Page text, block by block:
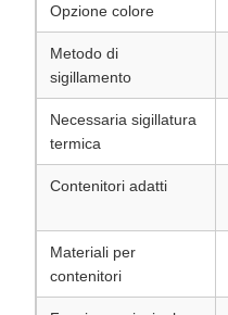
Opzione colore
Metodo di
sigillamento
Necessaria sigillatura
termica
Contenitori adatti
Materiali per
contenitori